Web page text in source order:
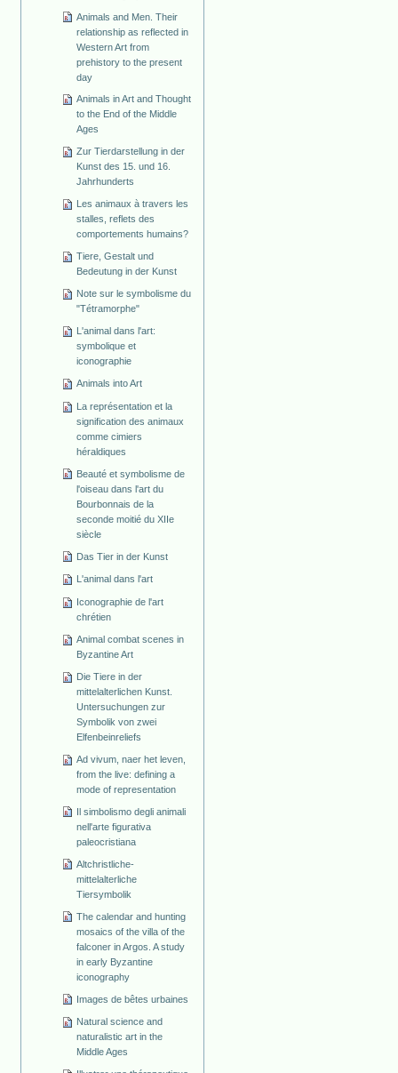
Animals and Men. Their
relationship as reflected in
Western Art from
prehistory to the present
day
Animals in Art and Thought
to the End of the Middle
Ages
Zur Tierdarstellung in der
Kunst des 15. und 16.
Jahrhunderts
Les animaux à travers les
stalles, reflets des
comportements humains?
Tiere, Gestalt und
Bedeutung in der Kunst
Note sur le symbolisme du
"Tétramorphe"
L'animal dans l'art:
symbolique et
iconographie
Animals into Art
La représentation et la
signification des animaux
comme cimiers
héraldiques
Beauté et symbolisme de
l'oiseau dans l'art du
Bourbonnais de la
seconde moitié du XIIe
siècle
Das Tier in der Kunst
L'animal dans l'art
Iconographie de l'art
chrétien
Animal combat scenes in
Byzantine Art
Die Tiere in der
mittelalterlichen Kunst.
Untersuchungen zur
Symbolik von zwei
Elfenbeinreliefs
Ad vivum, naer het leven,
from the live: defining a
mode of representation
Il simbolismo degli animali
nell'arte figurativa
paleocristiana
Altchristliche-
mittelalterliche
Tiersymbolik
The calendar and hunting
mosaics of the villa of the
falconer in Argos. A study
in early Byzantine
iconography
Images de bêtes urbaines
Natural science and
naturalistic art in the
Middle Ages